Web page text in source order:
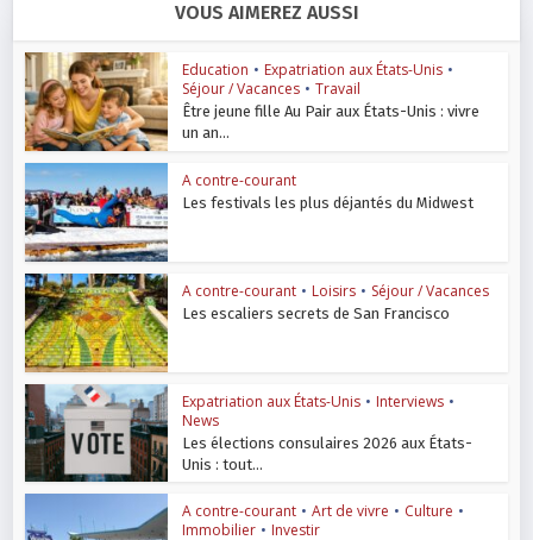
VOUS AIMEREZ AUSSI
Education • Expatriation aux États-Unis •
Séjour / Vacances • Travail
Être jeune fille Au Pair aux États-Unis : vivre
un an...
A contre-courant
Les festivals les plus déjantés du Midwest
A contre-courant • Loisirs • Séjour / Vacances
Les escaliers secrets de San Francisco
Expatriation aux États-Unis • Interviews •
News
Les élections consulaires 2026 aux États-
Unis : tout...
A contre-courant • Art de vivre • Culture •
Immobilier • Investir